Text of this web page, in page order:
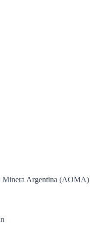
Minera Argentina (AOMA)